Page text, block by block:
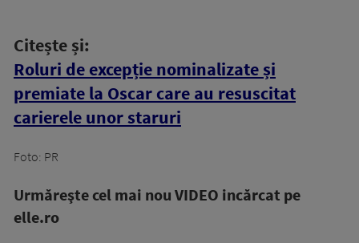
Citește și:
Roluri de excepție nominalizate și
premiate la Oscar care au resuscitat
carierele unor staruri
Foto: PR
Urmăreşte cel mai nou VIDEO incărcat pe
elle.ro